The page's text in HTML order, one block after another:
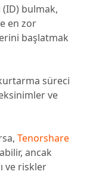
bulmak,
en zor
başlatmak
süreci
ve
Tenorshare
ancak
ve riskler